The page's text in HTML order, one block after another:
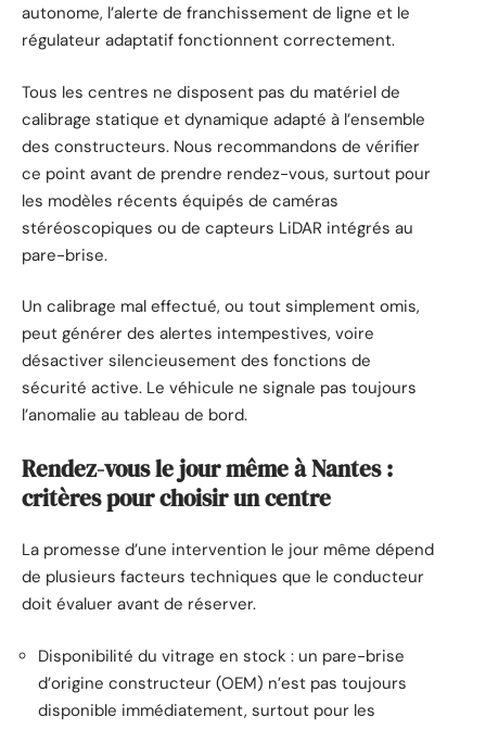
autonome, l’alerte de franchissement de ligne et le
régulateur adaptatif fonctionnent correctement.
Tous les centres ne disposent pas du matériel de
calibrage statique et dynamique adapté à l’ensemble
des constructeurs. Nous recommandons de vérifier
ce point avant de prendre rendez-vous, surtout pour
les modèles récents équipés de caméras
stéréoscopiques ou de capteurs LiDAR intégrés au
pare-brise.
Un calibrage mal effectué, ou tout simplement omis,
peut générer des alertes intempestives, voire
désactiver silencieusement des fonctions de
sécurité active. Le véhicule ne signale pas toujours
l’anomalie au tableau de bord.
Rendez-vous le jour même à Nantes :
critères pour choisir un centre
La promesse d’une intervention le jour même dépend
de plusieurs facteurs techniques que le conducteur
doit évaluer avant de réserver.
Disponibilité du vitrage en stock : un pare-brise
d’origine constructeur (OEM) n’est pas toujours
disponible immédiatement, surtout pour les